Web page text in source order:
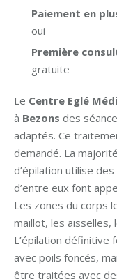
Paiement en
oui
Première
gratuite
Le Centre Eglé
à Bezons des
adaptés. Ce
demandé. La
d’épilation utilise
d’entre eux font
Les zones du corps
maillot, les aisselles,
L’épilation définitive
avec poils foncés,
être traitées avec